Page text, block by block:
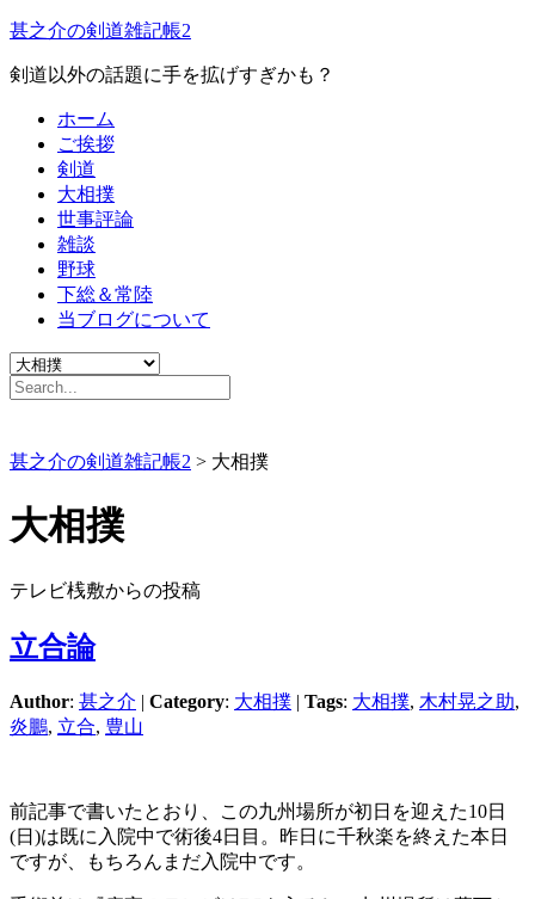
甚之介の剣道雑記帳2
剣道以外の話題に手を拡げすぎかも？
ホーム
ご挨拶
剣道
大相撲
世事評論
雑談
野球
下総＆常陸
当ブログについて
甚之介の剣道雑記帳2 > 大相撲
大相撲
テレビ桟敷からの投稿
立合論
Author: 甚之介 | Category: 大相撲 | Tags: 大相撲, 木村晃之助,
炎鵬, 立合, 豊山
前記事で書いたとおり、この九州場所が初日を迎えた10日
(日)は既に入院中で術後4日目。昨日に千秋楽を終えた本日
ですが、もちろんまだ入院中です。